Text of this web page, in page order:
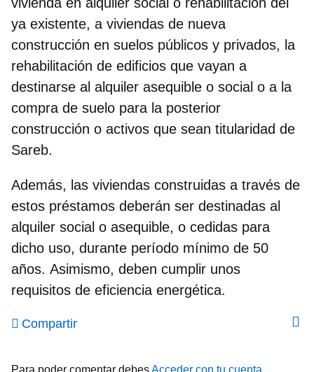
ya existente, a viviendas de nueva
construcción en suelos públicos y privados, la
rehabilitación de edificios que vayan a
destinarse al alquiler asequible o social o a la
compra de suelo para la posterior
construcción o activos que sean titularidad de
Sareb.
Además, las viviendas construidas a través de
estos préstamos deberán ser destinadas al
alquiler social o asequible, o cedidas para
dicho uso, durante período mínimo de 50
años. Asimismo, deben cumplir unos
requisitos de eficiencia energética.
Compartir
Para poder comentar debesAcceder con tu cuenta